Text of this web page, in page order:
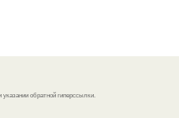
обратной гиперссылки.